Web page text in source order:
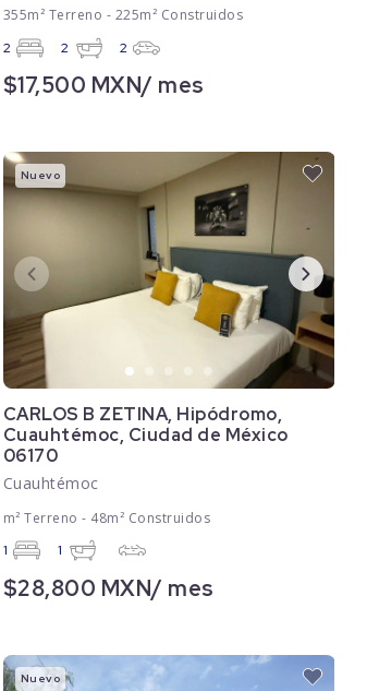
355m² Terreno - 225m² Construidos
2 2 2
$17,500 MXN/ mes
CARLOS B ZETINA, Hipódromo,
Cuauhtémoc, Ciudad de México
06170
Cuauhtémoc
m² Terreno - 48m² Construidos
1 1
$28,800 MXN/ mes
Nuevo
Nuevo